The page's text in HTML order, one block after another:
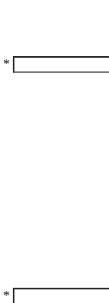
* Povinné
* Povinné